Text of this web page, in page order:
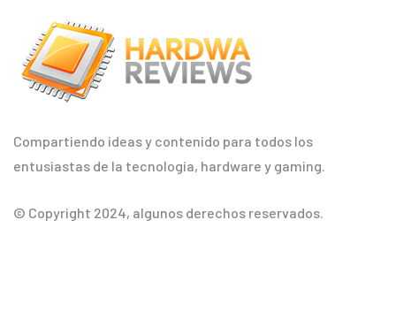
Compartiendo ideas y contenido para todos los
entusiastas de la tecnología, hardware y gaming.
© Copyright 2024, algunos derechos reservados.